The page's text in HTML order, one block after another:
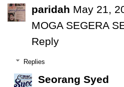
paridah May 21,
MOGA SEGERA
Reply
Replies
Seorang Syed